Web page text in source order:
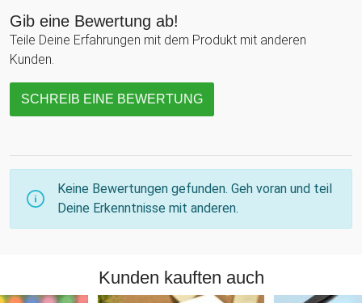
Gib eine Bewertung ab!
Teile Deine Erfahrungen mit dem Produkt mit anderen
Kunden.
SCHREIB EINE BEWERTUNG
Keine Bewertungen gefunden. Geh voran und teil
Deine Erkenntnisse mit anderen.
Kunden kauften auch